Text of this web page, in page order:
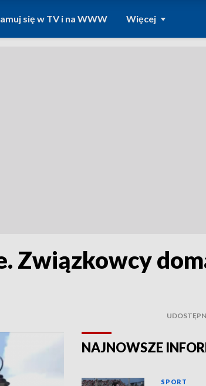
się w TV i na WWW Więcej
Związkowcy
NAJNOWSZE
SPORT